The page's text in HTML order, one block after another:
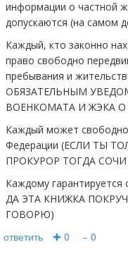
информации о частной
допускаются (на самом
Каждый, кто законно
право свободно
пребывания и
ОБЯЗАТЕЛЬНЫМ
ВОЕНКОМАТА И ЖЭКА О
Каждый может
Федерации (ЕСЛИ ТЫ
ПРОКУРОР ТОГДА
Каждому
ДА ЭТА КНИЖКА
ГОВОРЮ)
ответить ✚ 0 − 0